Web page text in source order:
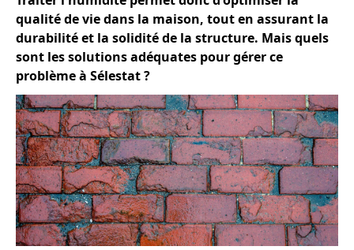
qualité de vie dans la maison, tout en assurant la
durabilité et la solidité de la structure. Mais quels
sont les solutions adéquates pour gérer ce
problème à Sélestat ?